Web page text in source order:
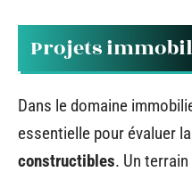
Projets
Dans le domaine
essentielle pour évaluer la
constructibles. Un